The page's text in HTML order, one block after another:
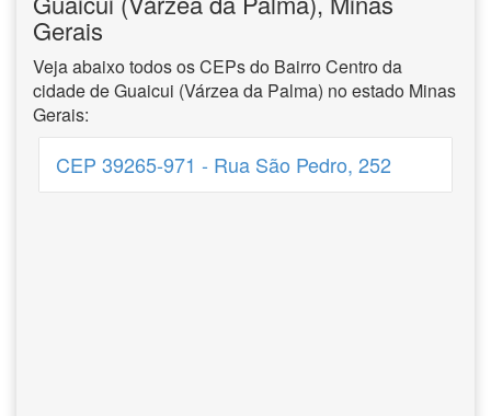
Gerais
Veja abaixo todos os CEPs do Bairro Centro da
cidade de Guaicui (Várzea da Palma) no estado Minas
Gerais:
CEP 39265-971 - Rua São Pedro, 252